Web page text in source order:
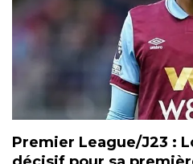
Premier League/J23 :